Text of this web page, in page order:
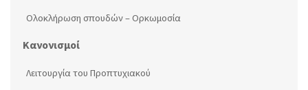
Ολοκλήρωση σπουδών – Ορκωμοσία
Κανονισμοί
Λειτουργία του Προπτυχιακού